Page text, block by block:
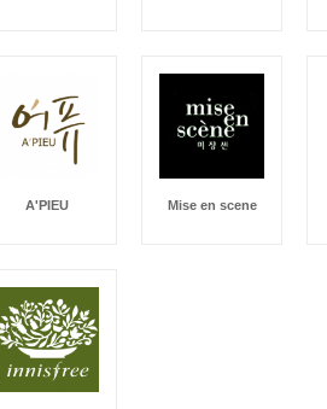
A'PIEU Mise en scene